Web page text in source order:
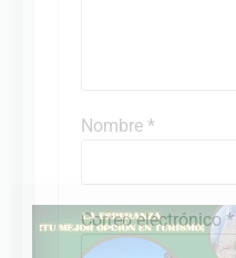
Nombre *
Correo electrónico*